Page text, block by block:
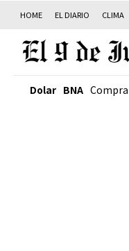
HOME EL DIARIO CLIMA
Dolar BNA Compra